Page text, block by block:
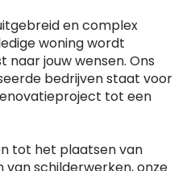
en complex
woning wordt
naar jouw wensen. Ons
bedrijven staat voor
tot een
tot het plaatsen van